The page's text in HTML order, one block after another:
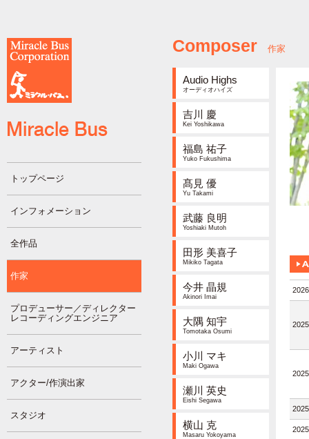
トップページ
インフォメーション
全作品
作家
プロデューサー／ディレクター
レコーディングエンジニア
アーティスト
アクター/作演出家
スタジオ
Composer 作家
Audio Highs
オーディオハイズ
吉川 慶
Kei Yoshikawa
福島 祐子
Yuko Fukushima
髙見 優
Yu Takami
武藤 良明
Yoshiaki Mutoh
田形 美喜子
Mikiko Tagata
今井 晶規
Akinori Imai
大隅 知宇
Tomotaka Osumi
小川 マキ
Maki Ogawa
瀬川 英史
Eishi Segawa
横山 克
Masaru Yokoyama